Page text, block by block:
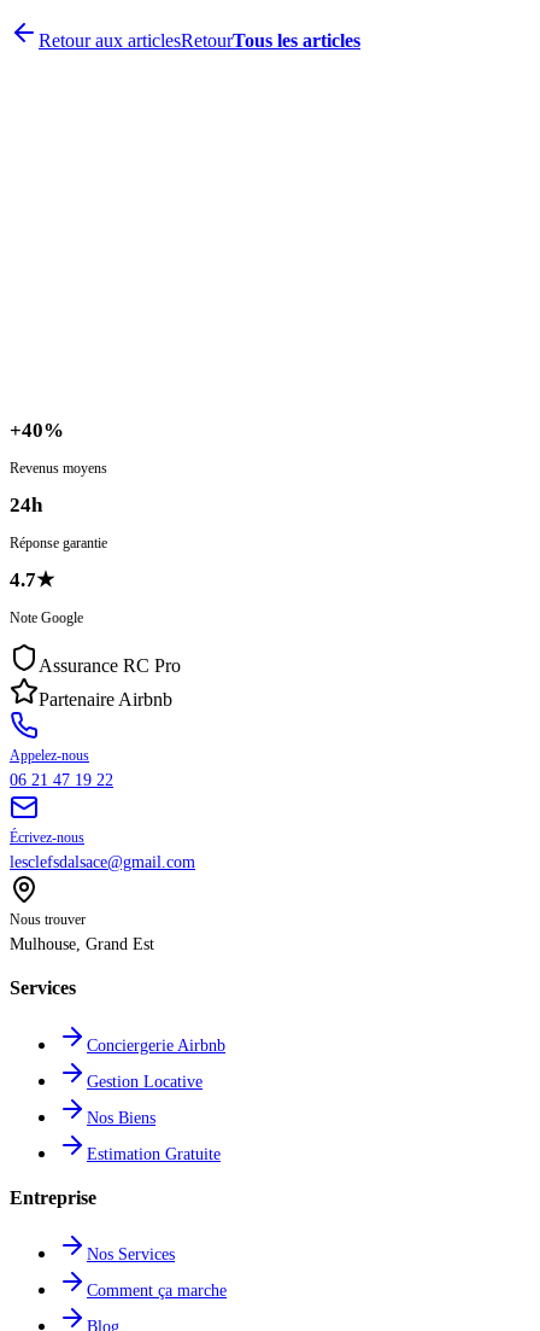
Retour aux articlesRetourTous les articles
+40%
Revenus moyens
24h
Réponse garantie
4.7★
Note Google
Assurance RC Pro
Partenaire Airbnb
Appelez-nous
06 21 47 19 22
Écrivez-nous
lesclefsdalsace@gmail.com
Nous trouver
Mulhouse Grand Est
Services
Conciergerie Airbnb
Gestion Locative
Nos Biens
Estimation Gratuite
Entreprise
Nos Services
Comment ça marche
Blog